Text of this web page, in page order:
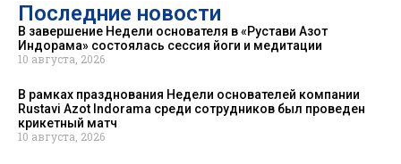
Последние новости
В завершение Недели основателя в «Рустави Азот
Индорама» состоялась сессия йоги и медитации
10 августа, 2026
В рамках празднования Недели основателей компании
Rustavi Azot Indorama среди сотрудников был проведен
крикетный матч
10 августа, 2026